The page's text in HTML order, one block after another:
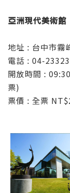
亞洲現代美術館
地址 : 台中市霧
電話 : 04-
開放時間 :
票)
票價 : 全票